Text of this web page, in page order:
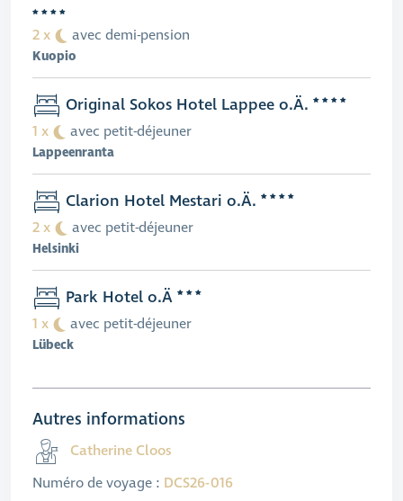
2 x avec demi-pension
Kuopio
Original Sokos Hotel Lappee o.Ä.
1 x avec petit-déjeuner
Lappeenranta
Clarion Hotel Mestari o.Ä.
2 x avec petit-déjeuner
Helsinki
Park Hotel o.Ä
1 x avec petit-déjeuner
Lübeck
Autres informations
Catherine Cloos
Numéro de voyage : DCS26-016